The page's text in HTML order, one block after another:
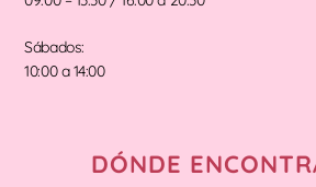
Sábados:
10:00 a 14:00
DÓNDE